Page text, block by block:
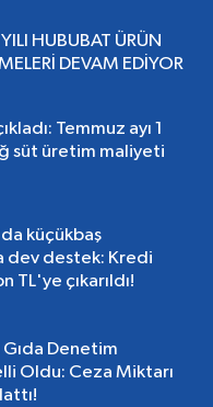
HUBUBAT ÜRÜN
DEVAM EDİYOR
Temmuz ayı 1
süt üretim maliyeti
küçükbaş
dev destek: Kredi
TL'ye çıkarıldı!
Gıda Denetim
Oldu: Ceza Miktarı